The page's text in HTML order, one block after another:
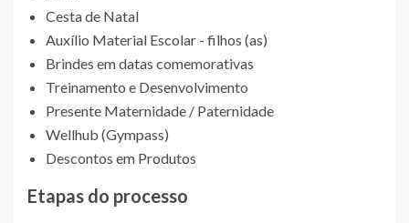
Cesta de Natal
Auxílio Material Escolar - filhos (as)
Brindes em datas comemorativas
Treinamento e Desenvolvimento
Presente Maternidade / Paternidade
Wellhub (Gympass)
Descontos em Produtos
Etapas do processo